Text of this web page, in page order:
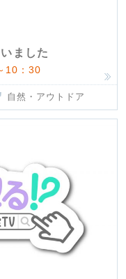
ました
10：30
自然・アウトドア